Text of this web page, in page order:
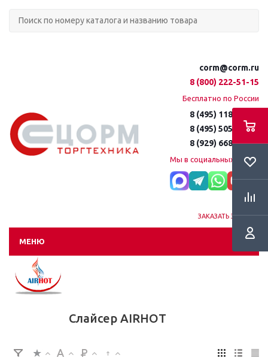
corm@corm.ru
8 (800) 222-51-15
Бесплатно по России
8 (495) 118-61-16
8 (495) 505-51-15
8 (929) 668-95-35
Мы в социальных сетях:
ЗАКАЗАТЬ ЗВОНОК
МЕНЮ
Слайсер AIRHOT